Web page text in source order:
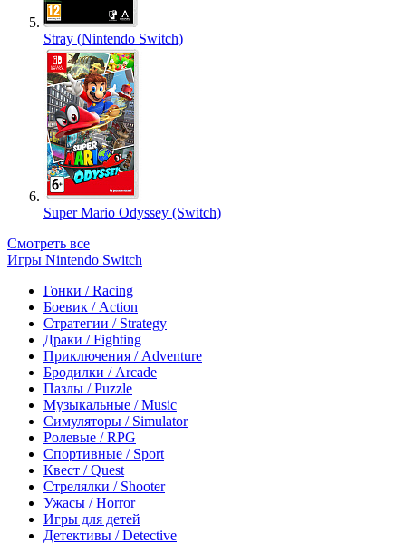
Stray (Nintendo Switch)
Super Mario Odyssey (Switch)
Смотреть все
Игры Nintendo Switch
Гонки / Racing
Боевик / Action
Стратегии / Strategy
Драки / Fighting
Приключения / Adventure
Бродилки / Arcade
Пазлы / Puzzle
Музыкальные / Music
Симуляторы / Simulator
Ролевые / RPG
Спортивные / Sport
Квест / Quest
Стрелялки / Shooter
Ужасы / Horror
Игры для детей
Детективы / Detective